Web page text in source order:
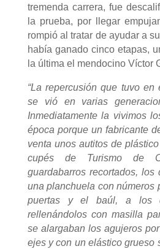
tremenda carrera, fue
la prueba, por llegar
rompió al tratar de ayudar a
había ganado cinco etapas,
la última el mendocino Víctor
“La repercusión que tuvo en
se vió en varias
Inmediatamente la vivimos
época porque un fabricante
venta unos autitos de
cupés de Turismo de
guardabarros recortados,
una planchuela con números
puertas y el baúl, a los
rellenándolos con masilla
se alargaban los agujeros
ejes y con un elástico grueso